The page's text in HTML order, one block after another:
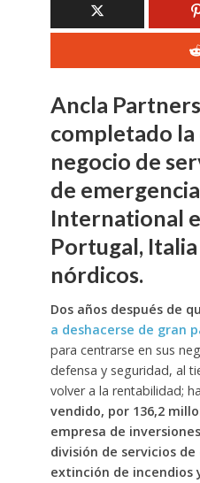
Ancla
completado
negocio de
de
International
Portugal,
nórdicos.
Dos años después de
a deshacerse de gran
para centrarse en sus
defensa y seguridad, al
volver a la rentabilidad; ha
vendido, por 136,2
empresa de inversiones
división de servicios
extinción de incendios